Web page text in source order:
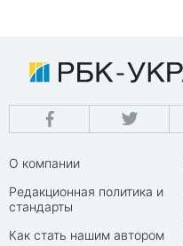
О компании
Редакционная политика и
стандарты
Как стать нашим автором